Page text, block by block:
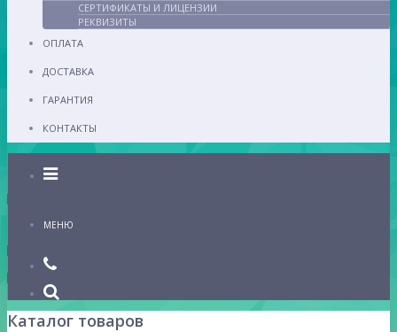
СЕРТИФИКАТЫ И ЛИЦЕНЗИИ
РЕКВИЗИТЫ
ОПЛАТА
ДОСТАВКА
ГАРАНТИЯ
КОНТАКТЫ
Каталог
МЕНЮ
Каталог товаров